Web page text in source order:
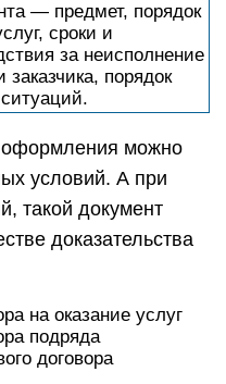
— предмет, порядок
сроки и
за неисполнение
порядок
оформления можно
условий. А при
такой документ
доказательства
на оказание услуг
подряда
договора